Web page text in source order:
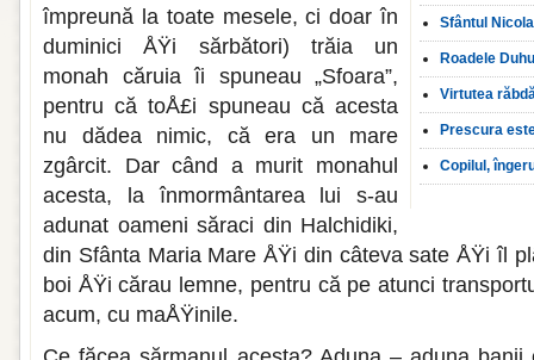
Sfântul
Roadele
Virtutea
Prescura
Copilul,
împre­ună la toate mesele, ci doar în
duminici ÅŸi sărbă­tori) trăia un
monah că­ruia îi spuneau „Sfoara”,
pentru că toÅ£i spuneau că acesta
nu dădea nimic, că era un mare
zgârcit. Dar când a murit monahul
acesta, la înmormântarea lui s-au
adunat oameni săraci din Halchidiki,
din Sfânta Maria Mare ÅŸi din câteva sate ÅŸi îl
boi ÅŸi cărau lemne, pentru că pe atunci
acum, cu maÅŸinile.